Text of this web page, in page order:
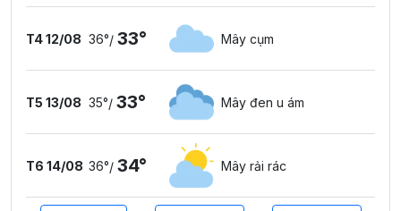
T4 12/08 36°/ 33° Mây cụm
T5 13/08 35°/ 33° Mây đen u ám
T6 14/08 36°/ 34° Mây rải rác